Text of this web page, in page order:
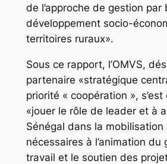
de l’approche de gestion par
développement socio-
territoires ruraux».
Sous ce rapport, l’OMVS,
partenaire «stratégique
priorité « coopération », s’est
«jouer le rôle de leader et à
Sénégal dans la mobilisation
nécessaires à l’animation du
travail et le soutien des